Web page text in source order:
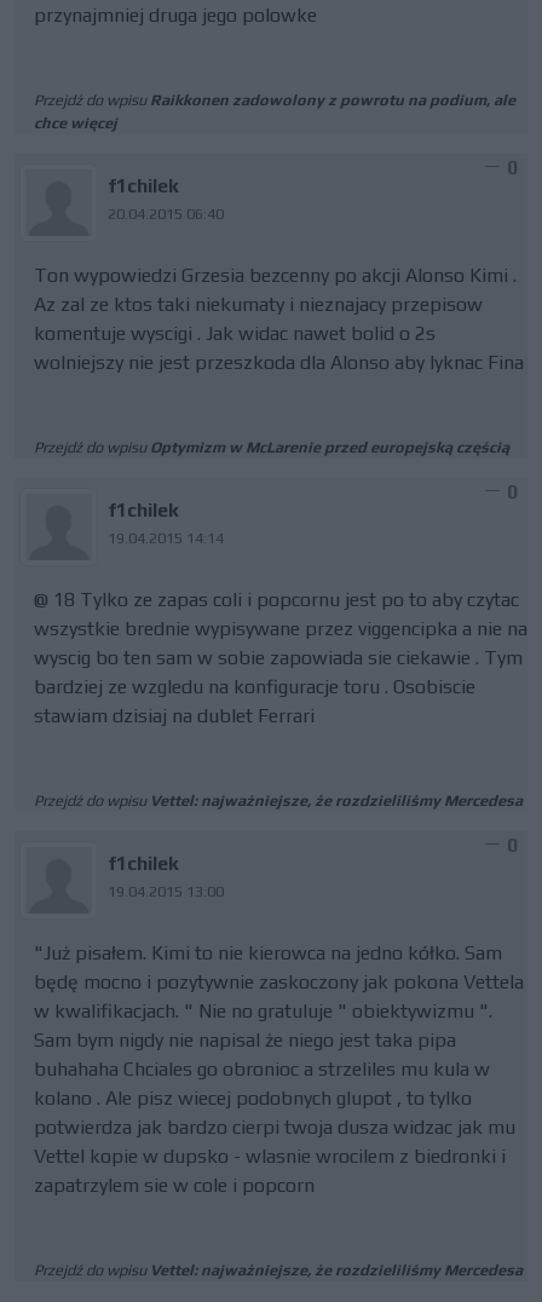
przynajmniej druga jego polowke
Przejdź do wpisu Raikkonen zadowolony z powrotu na podium, ale
chce więcej
f1chilek
20.04.2015 06:40
0
Ton wypowiedzi Grzesia bezcenny po akcji Alonso Kimi .
Az zal ze ktos taki niekumaty i nieznajacy przepisow
komentuje wyscigi . Jak widac nawet bolid o 2s
wolniejszy nie jest przeszkoda dla Alonso aby lyknac Fina
Przejdź do wpisu Optymizm w McLarenie przed europejską częścią
f1chilek
19.04.2015 14:14
0
@ 18 Tylko ze zapas coli i popcornu jest po to aby czytac
wszystkie brednie wypisywane przez viggencipka a nie na
wyscig bo ten sam w sobie zapowiada sie ciekawie . Tym
bardziej ze wzgledu na konfiguracje toru . Osobiscie
stawiam dzisiaj na dublet Ferrari
Przejdź do wpisu Vettel: najważniejsze, że rozdzieliliśmy Mercedesa
f1chilek
19.04.2015 13:00
0
"Już pisałem. Kimi to nie kierowca na jedno kółko. Sam
będę mocno i pozytywnie zaskoczony jak pokona Vettela
w kwalifikacjach. " Nie no gratuluje " obiektywizmu ".
Sam bym nigdy nie napisal że niego jest taka pipa
buhahaha Chciales go obronioc a strzeliles mu kula w
kolano . Ale pisz wiecej podobnych glupot , to tylko
potwierdza jak bardzo cierpi twoja dusza widzac jak mu
Vettel kopie w dupsko - wlasnie wrocilem z biedronki i
zapatrzylem sie w cole i popcorn
Przejdź do wpisu Vettel: najważniejsze, że rozdzieliliśmy Mercedesa